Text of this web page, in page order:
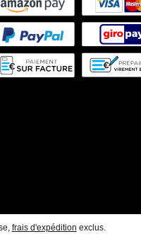
frais d'expédition exclus.